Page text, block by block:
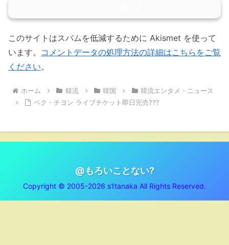
このサイトはスパムを低減するために Akismet を使って
います。 コメントデータの処理方法の詳細はこちらをご覧
ください。
ホーム 韓流 韓国
韓流エンタメ・ニュース
ペク・チヨン ライブチケット即日完売???
@もろいことない?
Copyright © 2005-2026 s1tanaka All Rights Reserved.